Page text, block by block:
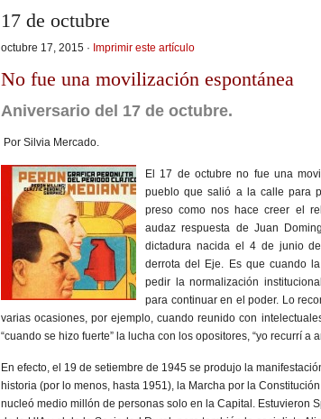
17 de octubre
octubre 17, 2015 · Imprimir este artículo
No fue una movilización espontánea
Aniversario del 17 de octubre.
Por Silvia Mercado.
El 17 de octubre no fue una
pueblo que salió a la calle para
preso como nos hace creer el
audaz respuesta de Juan
dictadura nacida el 4 de junio
derrota del Eje. Es que cuando
pedir la normalización
para continuar en el poder. Lo
varias ocasiones, por ejemplo, cuando reunido con
“cuando se hizo fuerte” la lucha con los opositores, “yo recurrí a
En efecto, el 19 de setiembre de 1945 se produjo la
historia (por lo menos, hasta 1951), la Marcha por la
nucleó medio millón de personas solo en la Capital. Estuvieron